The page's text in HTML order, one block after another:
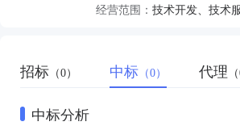
经营范围：
招标 （0） 中标 （0） 代理
中标分析